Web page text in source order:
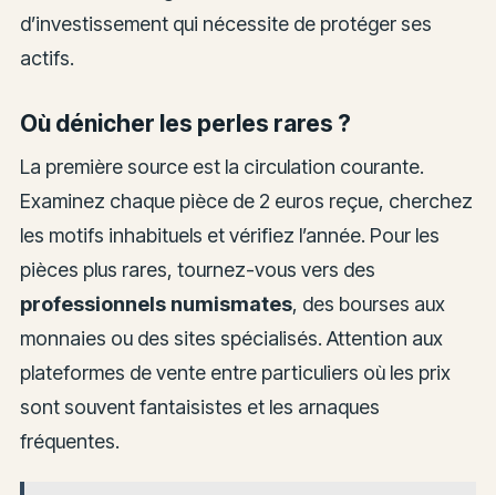
d’investissement qui nécessite de protéger ses
actifs.
Où dénicher les perles rares ?
La première source est la circulation courante.
Examinez chaque pièce de 2 euros reçue, cherchez
les motifs inhabituels et vérifiez l’année. Pour les
pièces plus rares, tournez-vous vers des
professionnels numismates, des bourses aux
monnaies ou des sites spécialisés. Attention aux
plateformes de vente entre particuliers où les prix
sont souvent fantaisistes et les arnaques
fréquentes.